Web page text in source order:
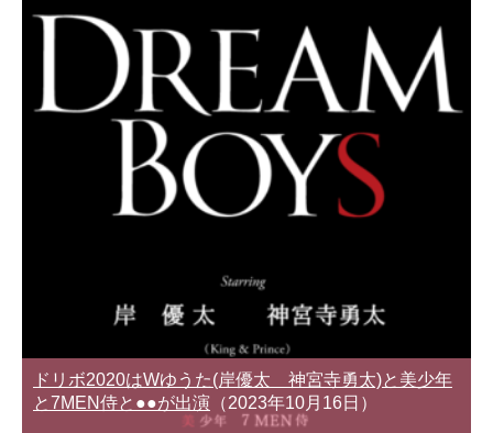
ドリボ2020はWゆうた(岸優太 神宮寺勇太)と美少年
と7MEN侍と●●が出演 （2023年10月16日）